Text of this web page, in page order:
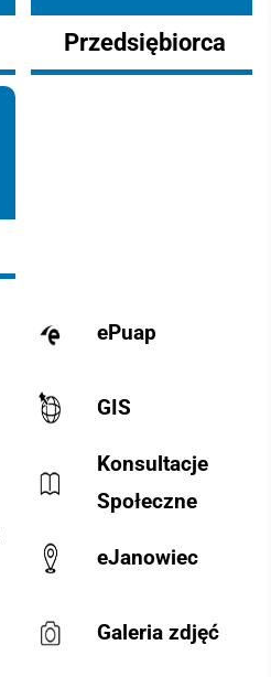
Przedsiębiorca
ePuap
GIS
Konsultacje
Społeczne
eJanowiec
Galeria zdjęć